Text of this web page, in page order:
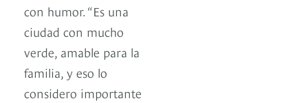
con humor. “Es una
ciudad con mucho
verde, amable para la
familia, y eso lo
considero importante